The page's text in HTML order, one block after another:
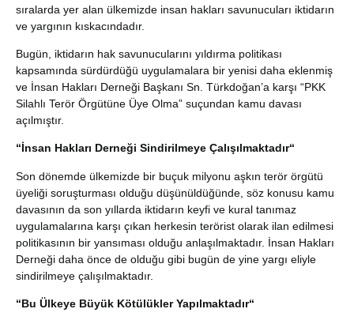
sıralarda yer alan ülkemizde insan hakları savunucuları iktidarın
ve yargının kıskacındadır.
Bugün, iktidarın hak savunucularını yıldırma politikası
kapsamında sürdürdüğü uygulamalara bir yenisi daha eklenmiş
ve İnsan Hakları Derneği Başkanı Sn. Türkdoğan’a karşı “PKK
Silahlı Terör Örgütüne Üye Olma” suçundan kamu davası
açılmıştır.
“İnsan Hakları Derneği Sindirilmeye Çalışılmaktadır“
Son dönemde ülkemizde bir buçuk milyonu aşkın terör örgütü
üyeliği soruşturması olduğu düşünüldüğünde, söz konusu kamu
davasının da son yıllarda iktidarın keyfi ve kural tanımaz
uygulamalarına karşı çıkan herkesin terörist olarak ilan edilmesi
politikasının bir yansıması olduğu anlaşılmaktadır. İnsan Hakları
Derneği daha önce de olduğu gibi bugün de yine yargı eliyle
sindirilmeye çalışılmaktadır.
“Bu Ülkeye Büyük Kötülükler Yapılmaktadır“